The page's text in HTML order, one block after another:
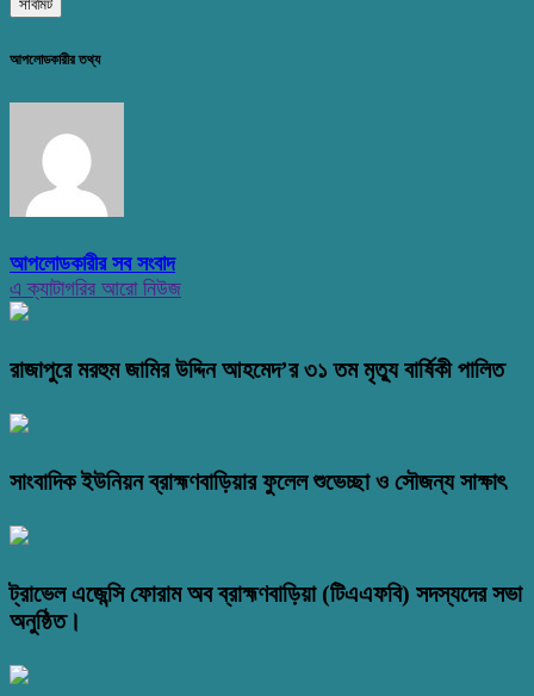
আপলোডকারীর তথ্য
আপলোডকারীর সব সংবাদ
এ ক্যাটাগরির আরো নিউজ
রাজাপুরে মরহুম জামির উদ্দিন আহমেদ’র ৩১ তম মৃত্যু বার্ষিকী পালিত
সাংবাদিক ইউনিয়ন ব্রাহ্মণবাড়িয়ার ফুলেল শুভেচ্ছা ও সৌজন্য সাক্ষাৎ
ট্রাভেল এজেন্সি ফোরাম অব ব্রাহ্মণবাড়িয়া (টিএএফবি) সদস্যদের সভা
অনুষ্ঠিত।